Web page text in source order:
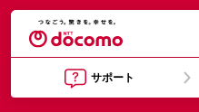
サポート